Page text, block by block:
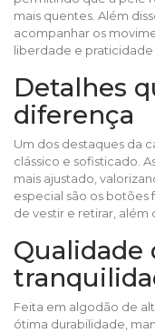
mais quentes. Além
acompanhar os
liberdade e praticidade
Detalhes
diferença
Um dos destaques da
clássico e sofisticado.
mais ajustado,
especial são os botões
de vestir e retirar, além
Qualidade
Feita em algodão de
ótima durabilidade,